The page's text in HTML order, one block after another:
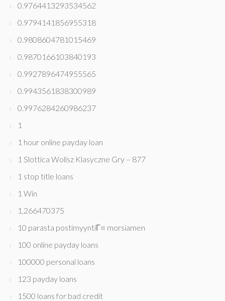
0.9764413293534562
0.9794141856955318
0.9808604781015469
0.9870166103840193
0.9927896474955565
0.9943561838300989
0.9976284260986237
1
1 hour online payday loan
1 Slottica Wolisz Klasyczne Gry – 877
1 stop title loans
1 Win
1,266470375
10 parasta postimyyntiГ¤ morsiamen
100 online payday loans
100000 personal loans
123 payday loans
1500 loans for bad credit